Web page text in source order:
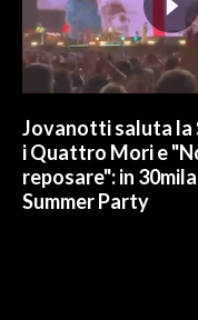
Jovanotti saluta la
i Quattro Mori e
reposare": in
Summer Party